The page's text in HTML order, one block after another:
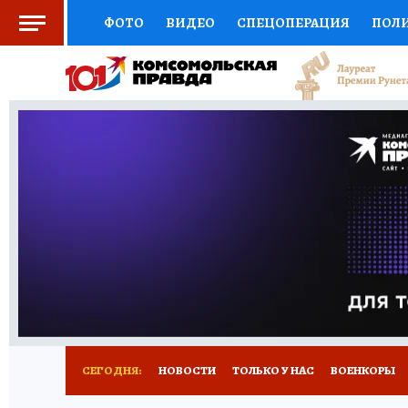
ФОТО ВИДЕО СПЕЦОПЕРАЦИЯ
СОЦПОДДЕРЖКА НАУКА СПОРТ
ВЫБОР ЭКСПЕРТОВ ДОКТОР
ПРОГНОЗЫ НА СПОРТ
НОВОЕ
СЕГОДНЯ: НОВОСТИ ТОЛЬКО У НАС ВОЕНКОРЫ